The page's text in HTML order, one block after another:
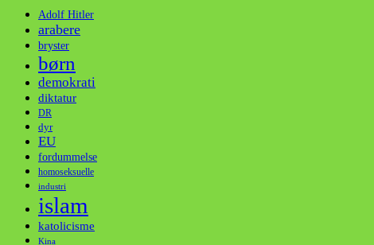
Adolf Hitler
arabere
bryster
børn
demokrati
diktatur
DR
dyr
EU
fordummelse
homoseksuelle
industri
islam
katolicisme
Kina